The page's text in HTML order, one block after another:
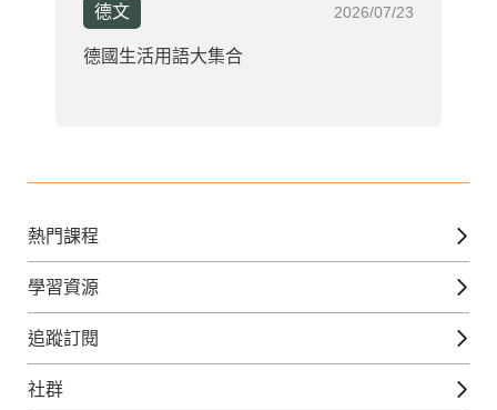
德文 2026/07/23
德國生活用語大集合
熱門課程
英文課程
日語課程
韓語課程
學習資源
免費線上檢定
外語補給站
追蹤訂閱
Gjun-就醬學外語
社群